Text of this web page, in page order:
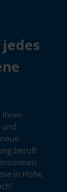
Ihren
und
beruft
in Höhe